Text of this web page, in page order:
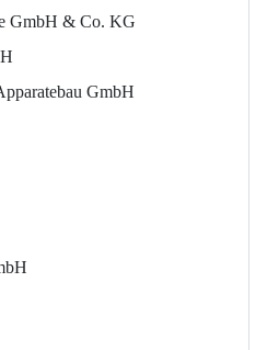
GmbH & Co. KG
GmbH